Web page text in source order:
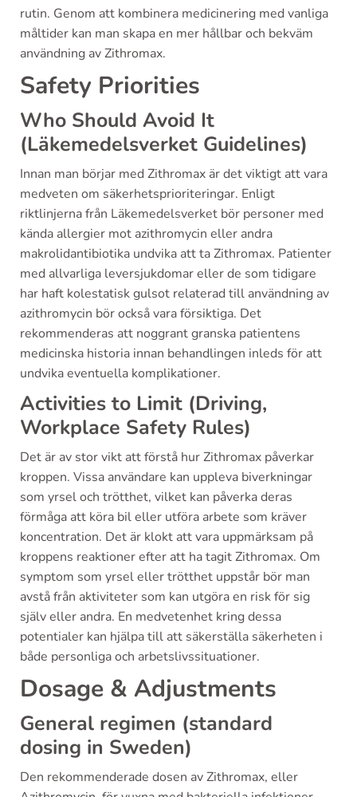
rutin. Genom att kombinera medicinering med vanliga
måltider kan man skapa en mer hållbar och bekväm
användning av Zithromax.
Safety Priorities
Who Should Avoid It
(Läkemedelsverket Guidelines)
Innan man börjar med Zithromax är det viktigt att vara
medveten om säkerhetsprioriteringar. Enligt
riktlinjerna från Läkemedelsverket bör personer med
kända allergier mot azithromycin eller andra
makrolidantibiotika undvika att ta Zithromax. Patienter
med allvarliga leversjukdomar eller de som tidigare
har haft kolestatisk gulsot relaterad till användning av
azithromycin bör också vara försiktiga. Det
rekommenderas att noggrant granska patientens
medicinska historia innan behandlingen inleds för att
undvika eventuella komplikationer.
Activities to Limit (Driving,
Workplace Safety Rules)
Det är av stor vikt att förstå hur Zithromax påverkar
kroppen. Vissa användare kan uppleva biverkningar
som yrsel och trötthet, vilket kan påverka deras
förmåga att köra bil eller utföra arbete som kräver
koncentration. Det är klokt att vara uppmärksam på
kroppens reaktioner efter att ha tagit Zithromax. Om
symptom som yrsel eller trötthet uppstår bör man
avstå från aktiviteter som kan utgöra en risk för sig
själv eller andra. En medvetenhet kring dessa
potentialer kan hjälpa till att säkerställa säkerheten i
både personliga och arbetslivssituationer.
Dosage & Adjustments
General regimen (standard
dosing in Sweden)
Den rekommenderade dosen av Zithromax, eller